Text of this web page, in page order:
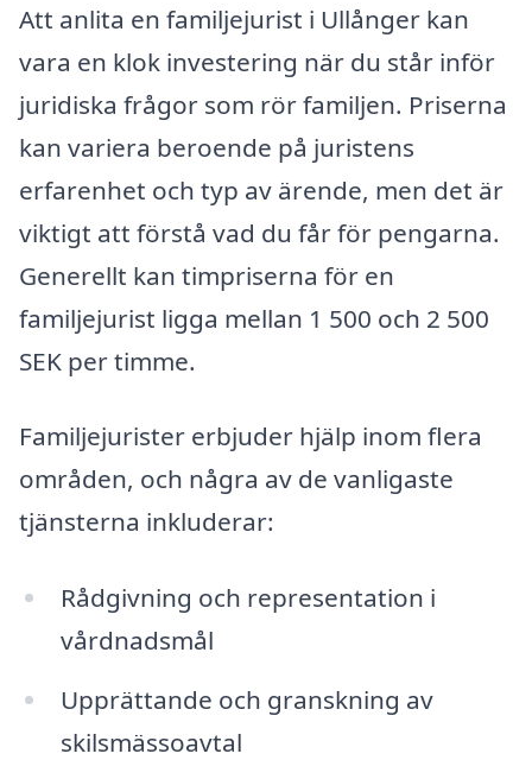
Att anlita en familjejurist i Ullånger kan
vara en klok investering när du står inför
juridiska frågor som rör familjen. Priserna
kan variera beroende på juristens
erfarenhet och typ av ärende, men det är
viktigt att förstå vad du får för pengarna.
Generellt kan timpriserna för en
familjejurist ligga mellan 1 500 och 2 500
SEK per timme.
Familjejurister erbjuder hjälp inom flera
områden, och några av de vanligaste
tjänsterna inkluderar:
Rådgivning och representation i
vårdnadsmål
Upprättande och granskning av
skilsmässoavtal